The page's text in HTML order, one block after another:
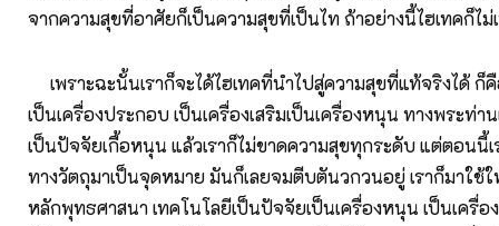
จากความสุขที่อาศัยก็เป็นความสุขที่เป็นไท ถ้าอย่างนี้ไฮเทคก็ไ
เพราะฉะนั้นเราก็จะได้ไฮเทคที่นำไปสู่ความสุขที่แท้จริงได้ ก็
เป็นเครื่องประกอบ เป็นเครื่องเสริมเป็นเครื่องหนุน ทางพระท่า
เป็นปัจจัยเกื้อหนุน แล้วเราก็ไม่ขาดความสุขทุกระดับ แต่ตอนนี้เ
ทางวัตถุมาเป็นจุดหมาย มันก็เลยจมตีบตันวกวนอยู่ เราก็มาใช้
หลักพุทธศาสนา เทคโนโลยีเป็นปัจจัยเป็นเครื่องหนุน เป็นเครื่อ